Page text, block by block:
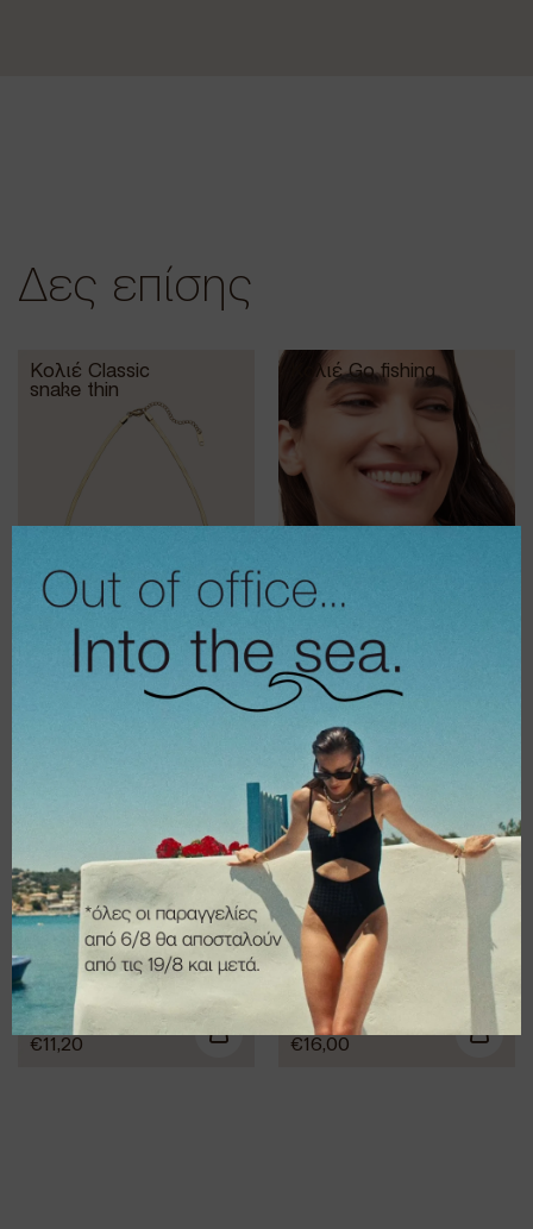
Δες επίσης
Κολιέ Classic
snake thin
14,00
Κολιέ Go fishing
€28,00
€22,40
€ 14,00
€11,20
Κολιέ Snake chain
20,00
€16,00